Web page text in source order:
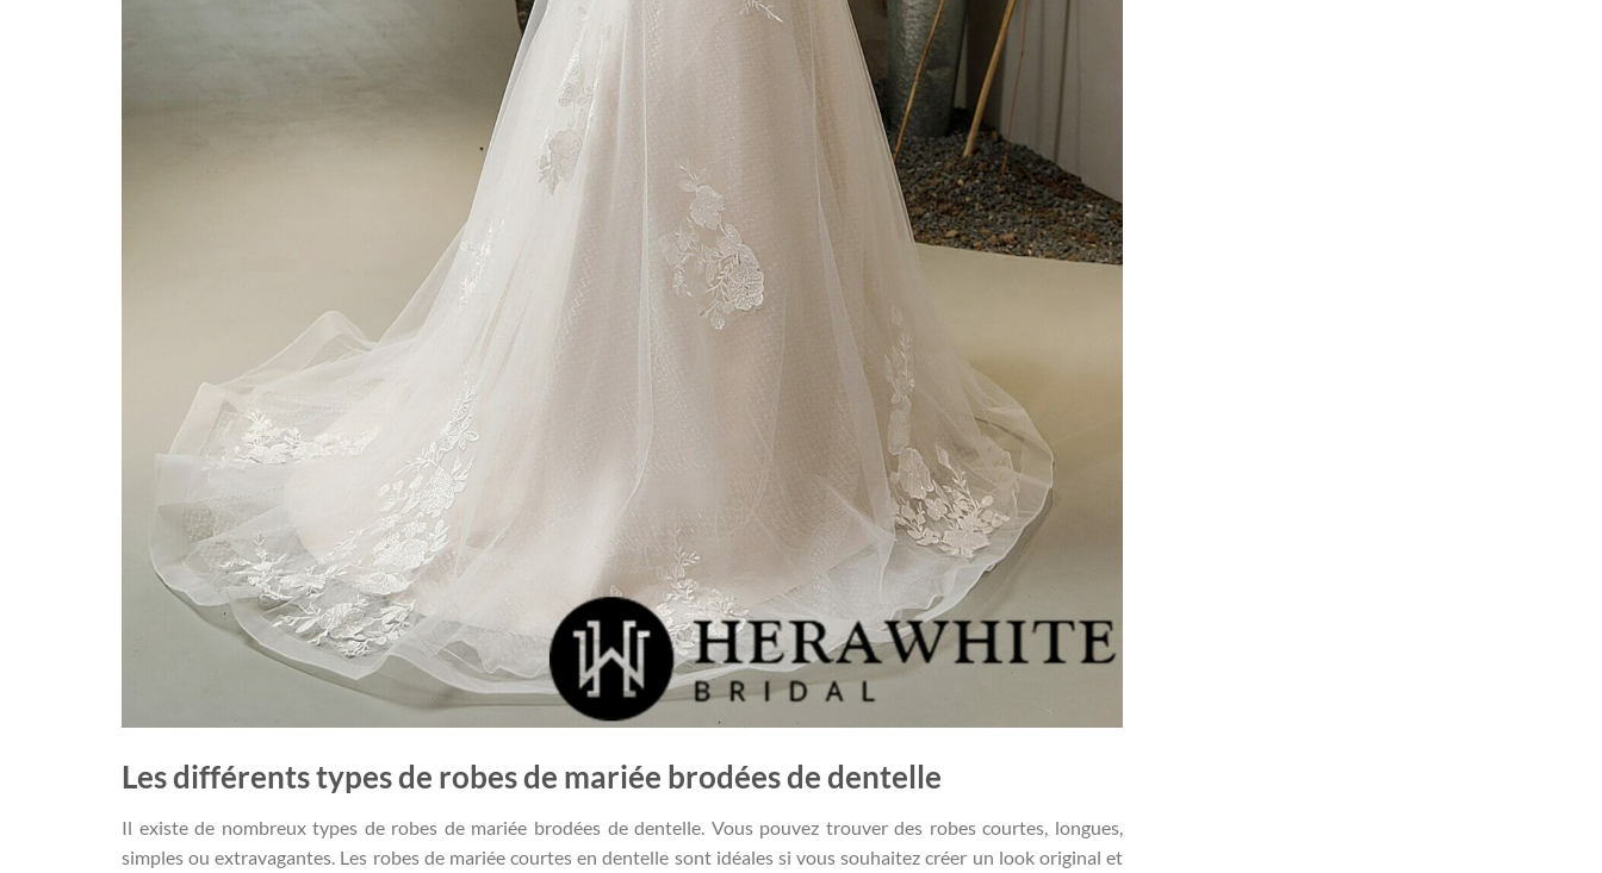
Les différents types de robes de mariée brodées de dentelle
Il existe de nombreux types de robes de mariée brodées de dentelle. Vous pouvez trouver des robes courtes, longues,
simples ou extravagantes. Les robes de mariée courtes en dentelle sont idéales si vous souhaitez créer un look original et